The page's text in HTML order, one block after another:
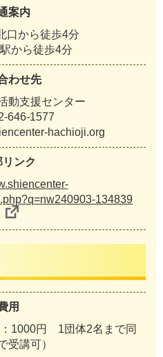
案内
口から徒歩4分
から徒歩4分
わせ先
動支援センター
646-1577
hachioji.org
リンク
134839
用
1000円 1団体2名まで同
受講可）